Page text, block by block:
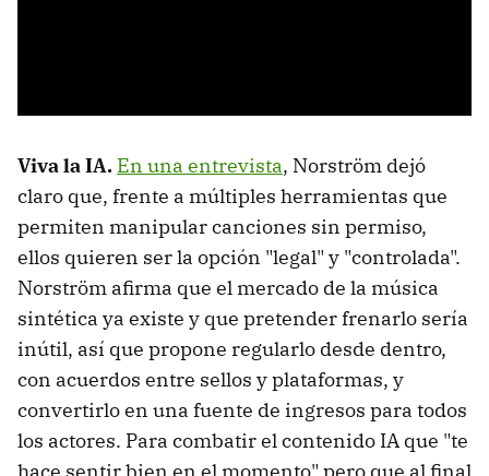
Viva la IA. En una entrevista, Norström dejó
claro que, frente a múltiples herramientas que
permiten manipular canciones sin permiso,
ellos quieren ser la opción "legal" y "controlada".
Norström afirma que el mercado de la música
sintética ya existe y que pretender frenarlo sería
inútil, así que propone regularlo desde dentro,
con acuerdos entre sellos y plataformas, y
convertirlo en una fuente de ingresos para todos
los actores. Para combatir el contenido IA que "te